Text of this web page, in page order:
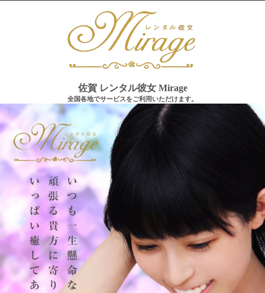
佐賀 レンタル彼女 Mirage
全国各地でサービスをご利用いただけます。